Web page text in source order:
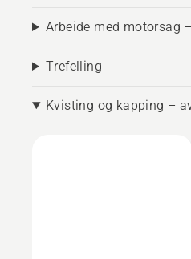
Arbeide med motorsag
Trefelling
Kvisting og kapping –